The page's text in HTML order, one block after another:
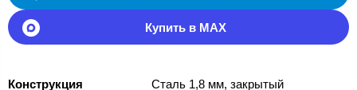
Купить в MAX
Конструкция
Сталь 1,8 мм, закрытый